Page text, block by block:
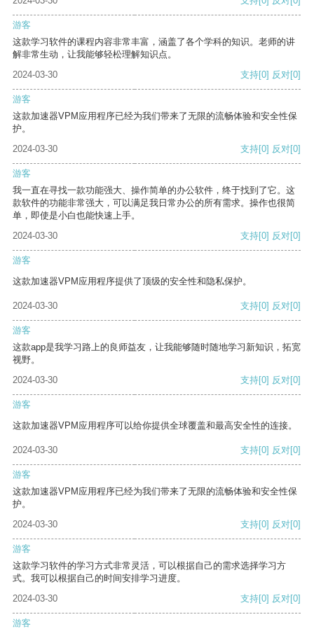
游客
这款学习软件的课程内容非常丰富，涵盖了各个学科的知识。老师的讲
解非常生动，让我能够轻松理解知识点。
2024-03-30
支持[0] 反对[0]
游客
这款加速器VPM应用程序已经为我们带来了无限的流畅体验和安全性保
护。
2024-03-30
支持[0] 反对[0]
游客
我一直在寻找一款功能强大、操作简单的办公软件，终于找到了它。这
款软件的功能非常强大，可以满足我日常办公的所有需求。操作也很简
单，即使是小白也能快速上手。
2024-03-30
支持[0] 反对[0]
游客
这款加速器VPM应用程序提供了顶级的安全性和隐私保护。
2024-03-30 支持[0] 反对[0]
游客
这款app是我学习路上的良师益友，让我能够随时随地学习新知识，拓宽
视野。
2024-03-30
支持[0] 反对[0]
游客
这款加速器VPM应用程序可以给你提供全球覆盖和最高安全性的连接。
2024-03-30 支持[0] 反对[0]
游客
这款加速器VPM应用程序已经为我们带来了无限的流畅体验和安全性保
护。
2024-03-30
支持[0] 反对[0]
游客
这款学习软件的学习方式非常灵活，可以根据自己的需求选择学习方
式。我可以根据自己的时间安排学习进度。
2024-03-30
支持[0] 反对[0]
游客